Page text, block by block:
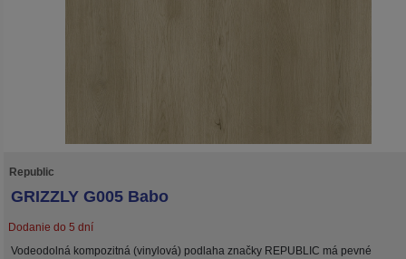
Republic
GRIZZLY G005 Babo
Dodanie do 5 dní
Vodeodolná kompozitná (vinylová) podlaha značky REPUBLIC má pevné